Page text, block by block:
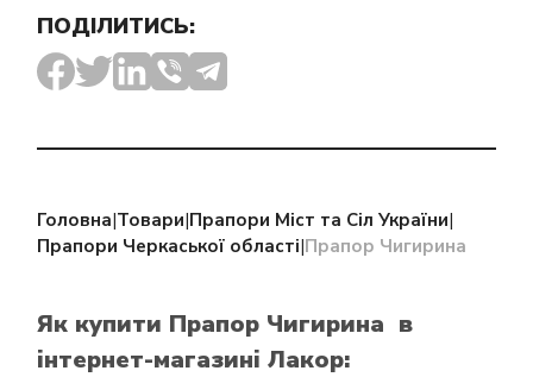
ПОДІЛИТИСЬ:
Головна|Товари|Прапори Міст та Сіл України|
Прапори Черкаської області|Прапор Чигирина
Як купити Прапор Чигирина в
інтернет-магазині Лакор: